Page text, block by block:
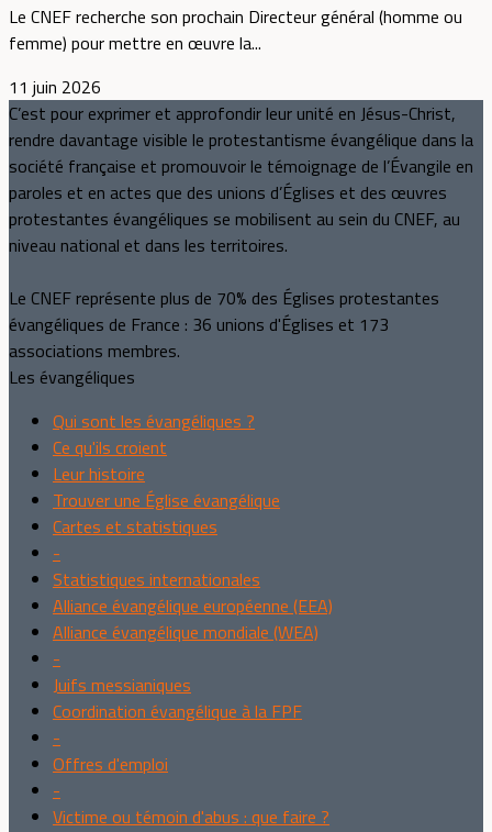
Le CNEF recherche son prochain Directeur général (homme ou
femme) pour mettre en œuvre la...
11 juin 2026
C’est pour exprimer et approfondir leur unité en Jésus-Christ,
rendre davantage visible le protestantisme évangélique dans la
société française et promouvoir le témoignage de l’Évangile en
paroles et en actes que des unions d’Églises et des œuvres
protestantes évangéliques se mobilisent au sein du CNEF, au
niveau national et dans les territoires.
Le CNEF représente plus de 70% des Églises protestantes
évangéliques de France : 36 unions d'Églises et 173
associations membres.
Les évangéliques
Qui sont les évangéliques ?
Ce qu'ils croient
Leur histoire
Trouver une Église évangélique
Cartes et statistiques
-
Statistiques internationales
Alliance évangélique européenne (EEA)
Alliance évangélique mondiale (WEA)
-
Juifs messianiques
Coordination évangélique à la FPF
-
Offres d'emploi
-
Victime ou témoin d'abus : que faire ?